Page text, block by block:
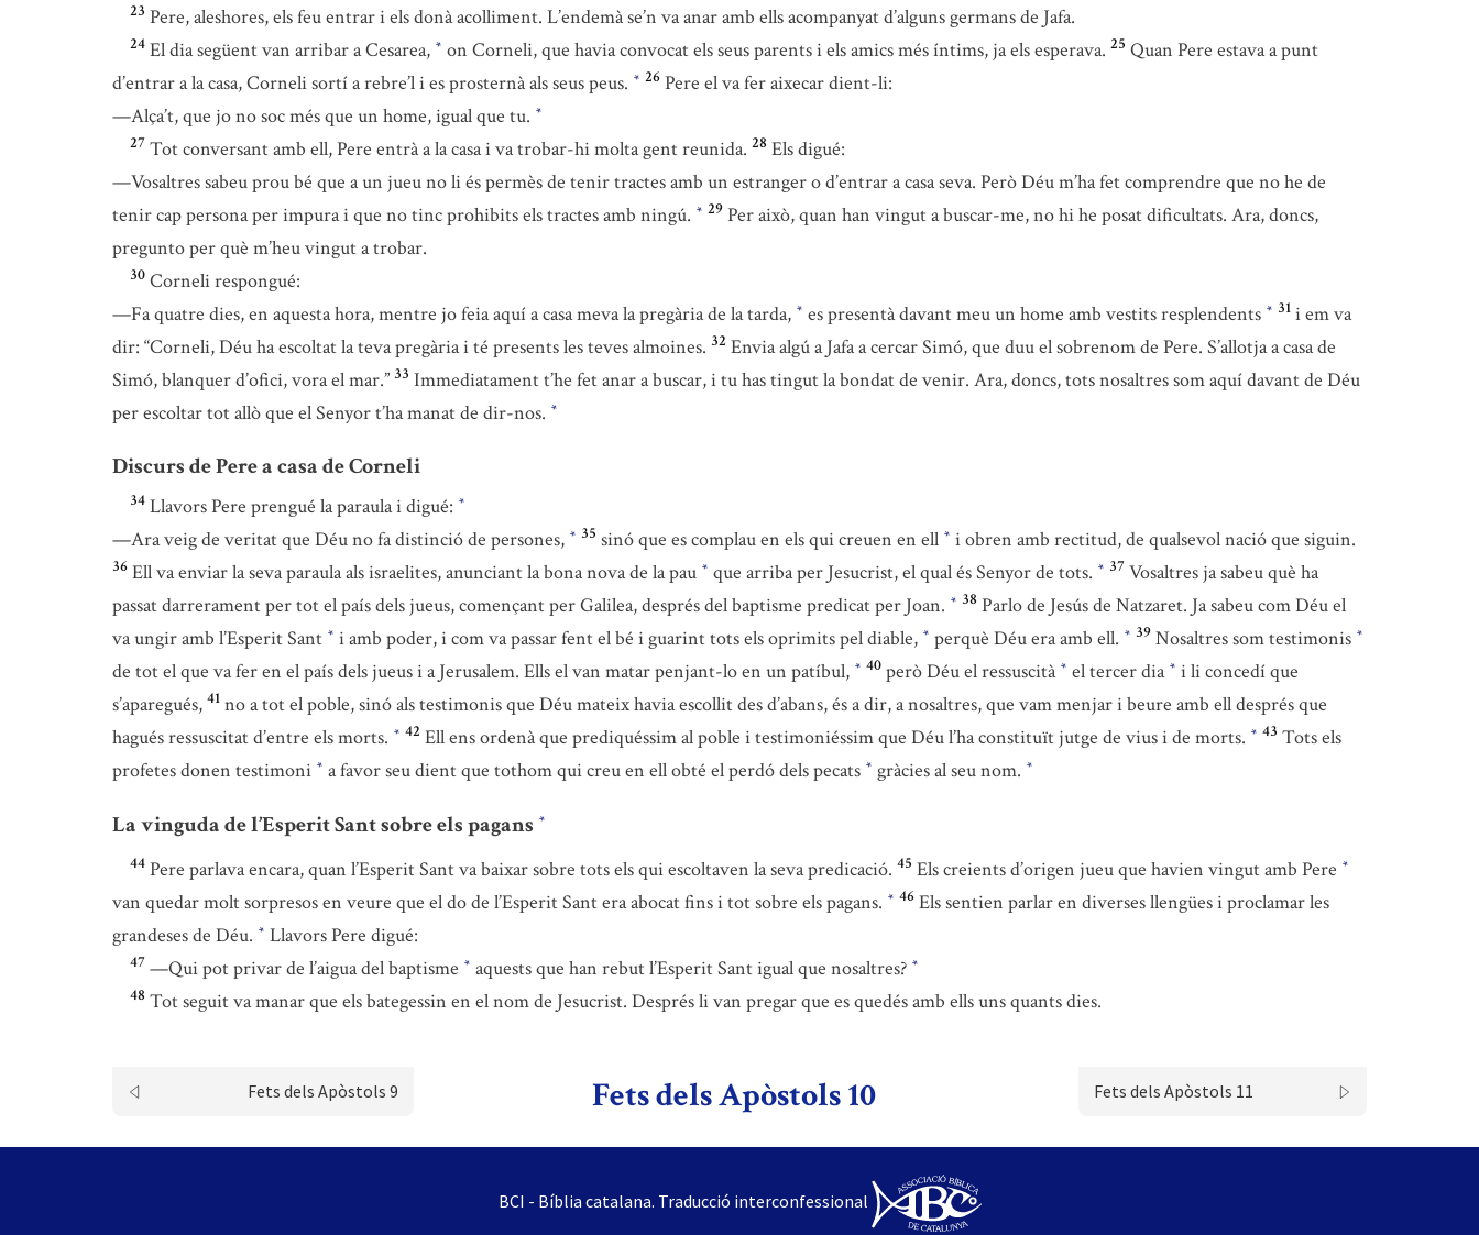
23 Pere, aleshores, els feu entrar i els donà acolliment. L’endemà se’n va anar amb ells acompanyat d’alguns germans de Jafa.
24 El dia següent van arribar a Cesarea, * on Corneli, que havia convocat els seus parents i els amics més íntims, ja els esperava. 25 Quan Pere estava a punt
d’entrar a la casa, Corneli sortí a rebre’l i es prosternà als seus peus. * 26 Pere el va fer aixecar dient-li:
—Alça’t, que jo no soc més que un home, igual que tu. *
27 Tot conversant amb ell, Pere entrà a la casa i va trobar-hi molta gent reunida. 28 Els digué:
—Vosaltres sabeu prou bé que a un jueu no li és permès de tenir tractes amb un estranger o d’entrar a casa seva. Però Déu m’ha fet comprendre que no he de
tenir cap persona per impura i que no tinc prohibits els tractes amb ningú. * 29 Per això, quan han vingut a buscar-me, no hi he posat dificultats. Ara, doncs,
pregunto per què m’heu vingut a trobar.
30 Corneli respongué:
—Fa quatre dies, en aquesta hora, mentre jo feia aquí a casa meva la pregària de la tarda, * es presentà davant meu un home amb vestits resplendents * 31 i em va
dir: “Corneli, Déu ha escoltat la teva pregària i té presents les teves almoines. 32 Envia algú a Jafa a cercar Simó, que duu el sobrenom de Pere. S’allotja a casa de
Simó, blanquer d’ofici, vora el mar.” 33 Immediatament t’he fet anar a buscar, i tu has tingut la bondat de venir. Ara, doncs, tots nosaltres som aquí davant de Déu
per escoltar tot allò que el Senyor t’ha manat de dir-nos. *
Discurs de Pere a casa de Corneli
34 Llavors Pere prengué la paraula i digué: *
—Ara veig de veritat que Déu no fa distinció de persones, * 35 sinó que es complau en els qui creuen en ell * i obren amb rectitud, de qualsevol nació que siguin.
36 Ell va enviar la seva paraula als israelites, anunciant la bona nova de la pau * que arriba per Jesucrist, el qual és Senyor de tots. * 37 Vosaltres ja sabeu què ha
passat darrerament per tot el país dels jueus, començant per Galilea, després del baptisme predicat per Joan. * 38 Parlo de Jesús de Natzaret. Ja sabeu com Déu el
va ungir amb l’Esperit Sant * i amb poder, i com va passar fent el bé i guarint tots els oprimits pel diable, * perquè Déu era amb ell. * 39 Nosaltres som testimonis *
de tot el que va fer en el país dels jueus i a Jerusalem. Ells el van matar penjant-lo en un patíbul, * 40 però Déu el ressuscità * el tercer dia * i li concedí que
s’aparegués, 41 no a tot el poble, sinó als testimonis que Déu mateix havia escollit des d’abans, és a dir, a nosaltres, que vam menjar i beure amb ell després que
hagués ressuscitat d’entre els morts. * 42 Ell ens ordenà que prediquéssim al poble i testimoniéssim que Déu l’ha constituït jutge de vius i de morts. * 43 Tots els
profetes donen testimoni * a favor seu dient que tothom qui creu en ell obté el perdó dels pecats * gràcies al seu nom. *
La vinguda de l’Esperit Sant sobre els pagans *
44 Pere parlava encara, quan l’Esperit Sant va baixar sobre tots els qui escoltaven la seva predicació. 45 Els creients d’origen jueu que havien vingut amb Pere *
van quedar molt sorpresos en veure que el do de l’Esperit Sant era abocat fins i tot sobre els pagans. * 46 Els sentien parlar en diverses llengües i proclamar les
grandeses de Déu. * Llavors Pere digué:
47 —Qui pot privar de l’aigua del baptisme * aquests que han rebut l’Esperit Sant igual que nosaltres? *
48 Tot seguit va manar que els bategessin en el nom de Jesucrist. Després li van pregar que es quedés amb ells uns quants dies.
Fets dels Apòstols 9 Fets dels Apòstols 10 Fets dels Apòstols 11
BCI - Bíblia catalana. Traducció interconfessional